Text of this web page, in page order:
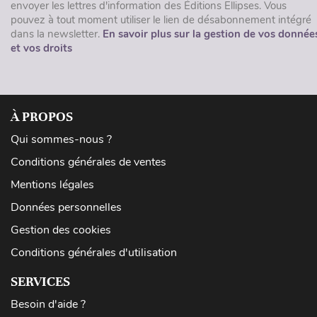
envoyer les lettres d'information des Éditions Ellipses. Vous
pouvez à tout moment utiliser le lien de désabonnement intégré
dans la newsletter. En savoir plus sur la gestion de vos
et vos droits
À PROPOS
Qui sommes-nous ?
Conditions générales de ventes
Mentions légales
Données personnelles
Gestion des cookies
Conditions générales d'utilisation
SERVICES
Besoin d'aide ?